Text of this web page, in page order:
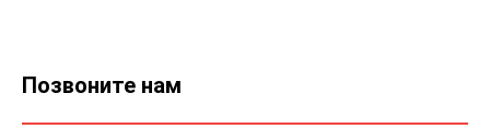
Позвоните нам